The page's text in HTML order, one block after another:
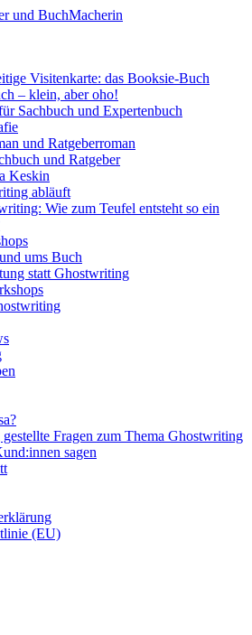
Visitenkarte: das Booksie-Buch
– klein, aber oho!
Sachbuch und Expertenbuch
und Ratgeberroman
und Ratgeber
Keskin
abläuft
Wie zum Teufel entsteht so ein
ums Buch
statt Ghostwriting
Fragen zum Thema Ghostwriting
sagen
(EU)